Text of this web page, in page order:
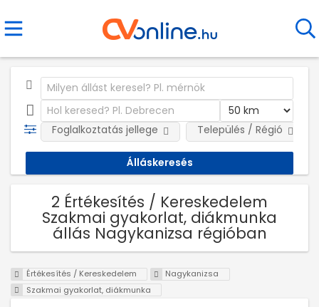
Foglalkoztatás jellege Település / Régió
2 Értékesítés / Kereskedelem
Szakmai gyakorlat, diákmunka
állás Nagykanizsa régióban
Értékesítés / Kereskedelem
Nagykanizsa
Szakmai gyakorlat, diákmunka